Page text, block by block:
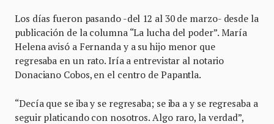
Los días fueron pasando -del 12 al 30 de marzo- desde la
publicación de la columna “La lucha del poder”. María
Helena avisó a Fernanda y a su hijo menor que
regresaba en un rato. Iría a entrevistar al notario
Donaciano Cobos, en el centro de Papantla.
“Decía que se iba y se regresaba; se iba a y se regresaba a
seguir platicando con nosotros. Algo raro, la verdad”,